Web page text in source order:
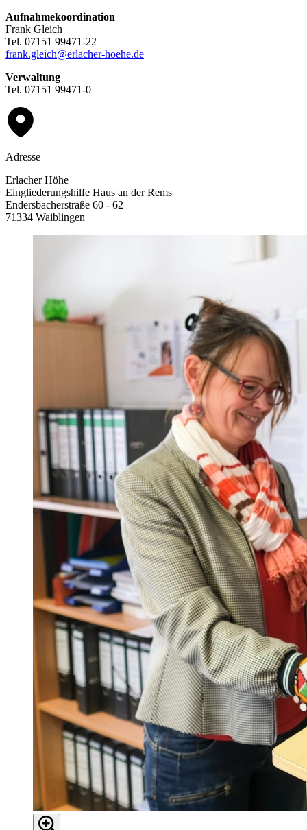
Aufnahmekoordination
Frank Gleich
Tel. 07151 99471-22
frank.gleich@erlacher-hoehe.de
Verwaltung
Tel. 07151 99471-0
Adresse
Erlacher Höhe
Eingliederungshilfe Haus an der Rems
Endersbacherstraße 60 - 62
71334 Waiblingen